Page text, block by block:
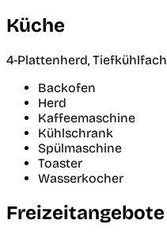
Küche
4-Plattenherd, Tiefkühlfach
Backofen
Herd
Kaffeemaschine
Kühlschrank
Spülmaschine
Toaster
Wasserkocher
Freizeitangebote